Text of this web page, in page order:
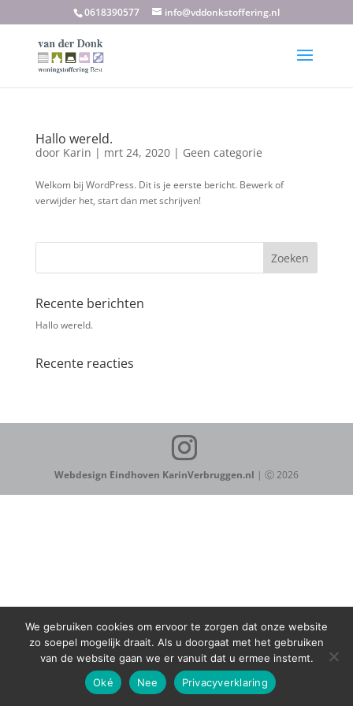
0618390577 info@vddonkstoffering.nl
Hallo wereld.
door Karin | mrt 24, 2020| Geen categorie
Welkom bij WordPress. Dit is je eerste bericht. Bewerk of
verwijder het, start dan met schrijven!
Recente berichten
Hallo wereld.
Recente reacties
Webdesign Eindhoven KarinVerbruggen.nl | Ⓒ 2026
We gebruiken cookies om ervoor te zorgen dat onze website
zo soepel mogelijk draait. Als u doorgaat met het gebruiken
van de website gaan we er vanuit dat u ermee instemt.
Oké
Nee Privacyverklaring